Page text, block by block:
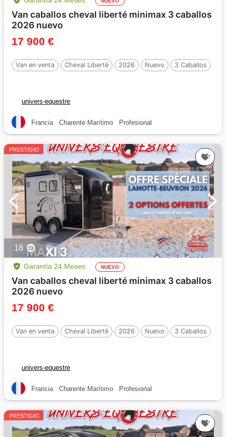
Van caballos cheval liberté minimax 3 caballos
2026 nuevo
17 900 €
Van en venta Cheval Liberté 2026 Nuevo 3 Caballos
univers-equestre
Francia Charente Marítimo Profesional
PRESTIGIO
18
Garantía 24 Meses NUEVO
Van caballos cheval liberté minimax 3 caballos
2026 nuevo
17 900 €
Van en venta Cheval Liberté 2026 Nuevo 3 Caballos
univers-equestre
Francia Charente Marítimo Profesional
PRESTIGIO